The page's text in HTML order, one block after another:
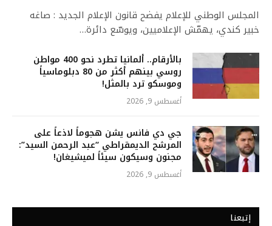
المجلس الوطني للإعلام يفضح قانون الإعلام الجديد : صاغه
خبير كندي، يهمّش الإعلاميين، ويوسّع دائرة…
بالأرقام.. ألمانيا تطرد نحو 400 مواطن
روسي بينهم أكثر من 80 دبلوماسياً
وموسكو ترد بالمثل!
أغسطس 9, 2026
جي دي فانس يشن هجوماً لاذعاً على
المرشح الديمقراطي “عبد الرحمن السيد”:
مجنون وسيكون سيئاً لميشيغان!
أغسطس 9, 2026
إتبعنا